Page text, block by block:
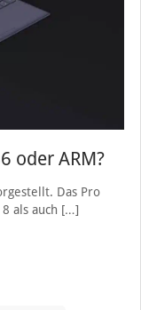
oder ARM?
Das Pro
als auch […]